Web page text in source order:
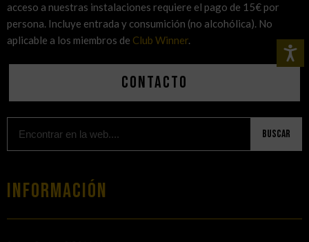
acceso a nuestras instalaciones requiere el pago de 15€ por
persona. Incluye entrada y consumición (no alcohólica). No
aplicable a los miembros de Club Winner.
Contacto
Buscar
Información